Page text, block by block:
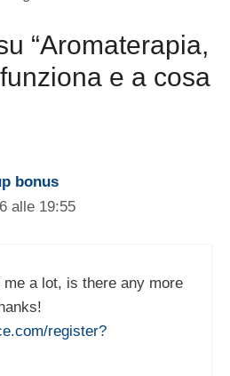
“Aromaterapia,
e a cosa
bonus
alle 19:55
me a lot, is there any more
register?